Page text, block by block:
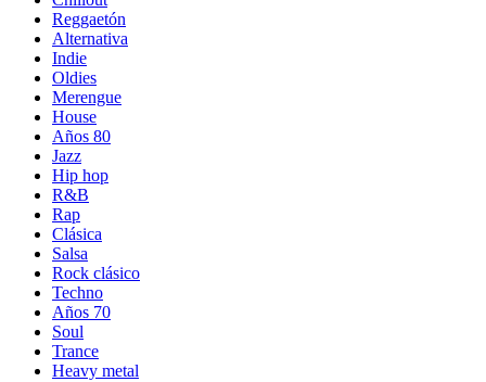
Reggaetón
Alternativa
Indie
Oldies
Merengue
House
Años 80
Jazz
Hip hop
R&B
Rap
Clásica
Salsa
Rock clásico
Techno
Años 70
Soul
Trance
Heavy metal